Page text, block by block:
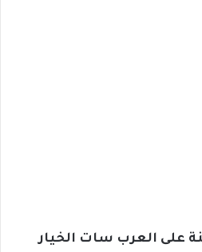
على العرب سات الخيار